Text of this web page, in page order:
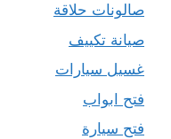
صالونات حلاقة
صيانة تكييف
غسيل سيارات
فتح ابواب
فتح سيارة